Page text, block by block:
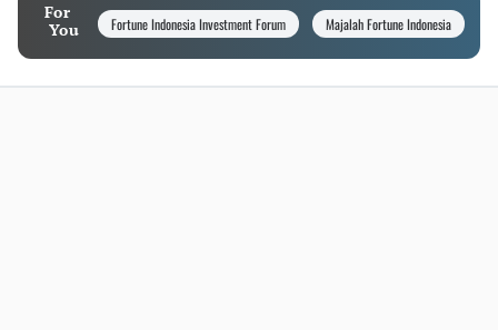
For
You
Fortune Indonesia Investment Forum Majalah Fortune Indonesia